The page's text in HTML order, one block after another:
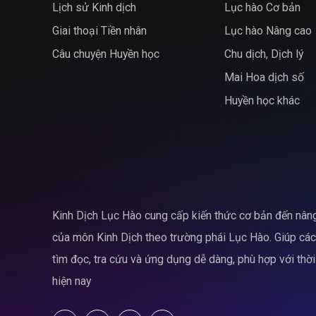
Lịch sử Kinh dịch
Giai thoại Tiền nhân
Câu chuyện Huyền học
Lục hào Cơ bản
Lục hào Nâng cao
Chu dịch, Dịch lý
Mai Hoa dịch số
Huyền học khác
Kinh Dịch Lục Hào cung cấp kiến thức cơ bản đến
của môn Kinh Dịch theo trường phái Lục Hào. Giúp
tìm đọc, tra cứu và ứng dụng dễ dàng, phù hợp với
hiện nay